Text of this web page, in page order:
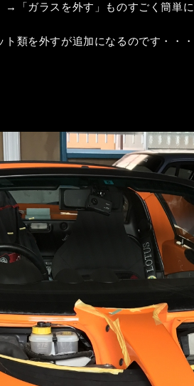
ガラスを外す」ものすごく簡単
類を外すが追加になるのです・・